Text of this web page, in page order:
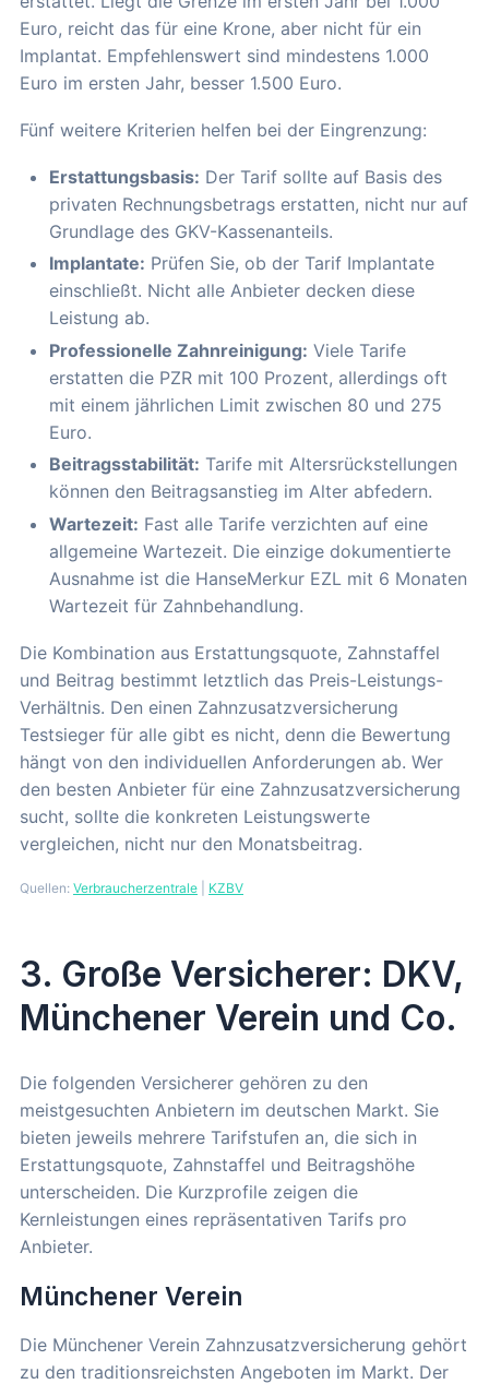
Euro, reicht das für eine Krone, aber nicht für ein
Implantat. Empfehlenswert sind mindestens 1.000
Euro im ersten Jahr, besser 1.500 Euro.
Fünf weitere Kriterien helfen bei der Eingrenzung:
Erstattungsbasis: Der Tarif sollte auf Basis des
privaten Rechnungsbetrags erstatten, nicht nur auf
Grundlage des GKV-Kassenanteils.
Implantate: Prüfen Sie, ob der Tarif Implantate
einschließt. Nicht alle Anbieter decken diese
Leistung ab.
Professionelle Zahnreinigung: Viele Tarife
erstatten die PZR mit 100 Prozent, allerdings oft
mit einem jährlichen Limit zwischen 80 und 275
Euro.
Beitragsstabilität: Tarife mit Altersrückstellungen
können den Beitragsanstieg im Alter abfedern.
Wartezeit: Fast alle Tarife verzichten auf eine
allgemeine Wartezeit. Die einzige dokumentierte
Ausnahme ist die HanseMerkur EZL mit 6 Monaten
Wartezeit für Zahnbehandlung.
Die Kombination aus Erstattungsquote, Zahnstaffel
und Beitrag bestimmt letztlich das Preis-Leistungs-
Verhältnis. Den einen Zahnzusatzversicherung
Testsieger für alle gibt es nicht, denn die Bewertung
hängt von den individuellen Anforderungen ab. Wer
den besten Anbieter für eine Zahnzusatzversicherung
sucht, sollte die konkreten Leistungswerte
vergleichen, nicht nur den Monatsbeitrag.
Quellen: Verbraucherzentrale KZBV
3. Große Versicherer: DKV,
Münchener Verein und Co.
Die folgenden Versicherer gehören zu den
meistgesuchten Anbietern im deutschen Markt. Sie
bieten jeweils mehrere Tarifstufen an, die sich in
Erstattungsquote, Zahnstaffel und Beitragshöhe
unterscheiden. Die Kurzprofile zeigen die
Kernleistungen eines repräsentativen Tarifs pro
Anbieter.
Münchener Verein
Die Münchener Verein Zahnzusatzversicherung gehört
zu den traditionsreichsten Angeboten im Markt. Der